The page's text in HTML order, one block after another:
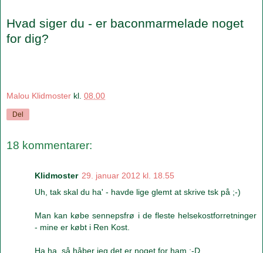
Hvad siger du - er baconmarmelade noget
for dig?
Malou Klidmoster kl. 08.00
Del
18 kommentarer:
Klidmoster 29. januar 2012 kl. 18.55
Uh, tak skal du ha' - havde lige glemt at skrive tsk på ;-)
Man kan købe sennepsfrø i de fleste helsekostforretninger
- mine er købt i Ren Kost.
Ha ha, så håber jeg det er noget for ham :-D